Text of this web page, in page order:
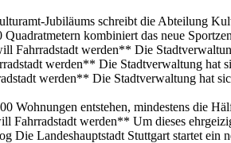
Jubiläums schreibt die Abteilung
kombiniert das neue
Fahrradstadt werden** Die
werden** Die Stadtverwaltung hat
werden** Die Stadtverwaltung hat
Wohnungen entstehen, mindestens die
Fahrradstadt werden** Um dieses
Die Landeshauptstadt Stuttgart startet